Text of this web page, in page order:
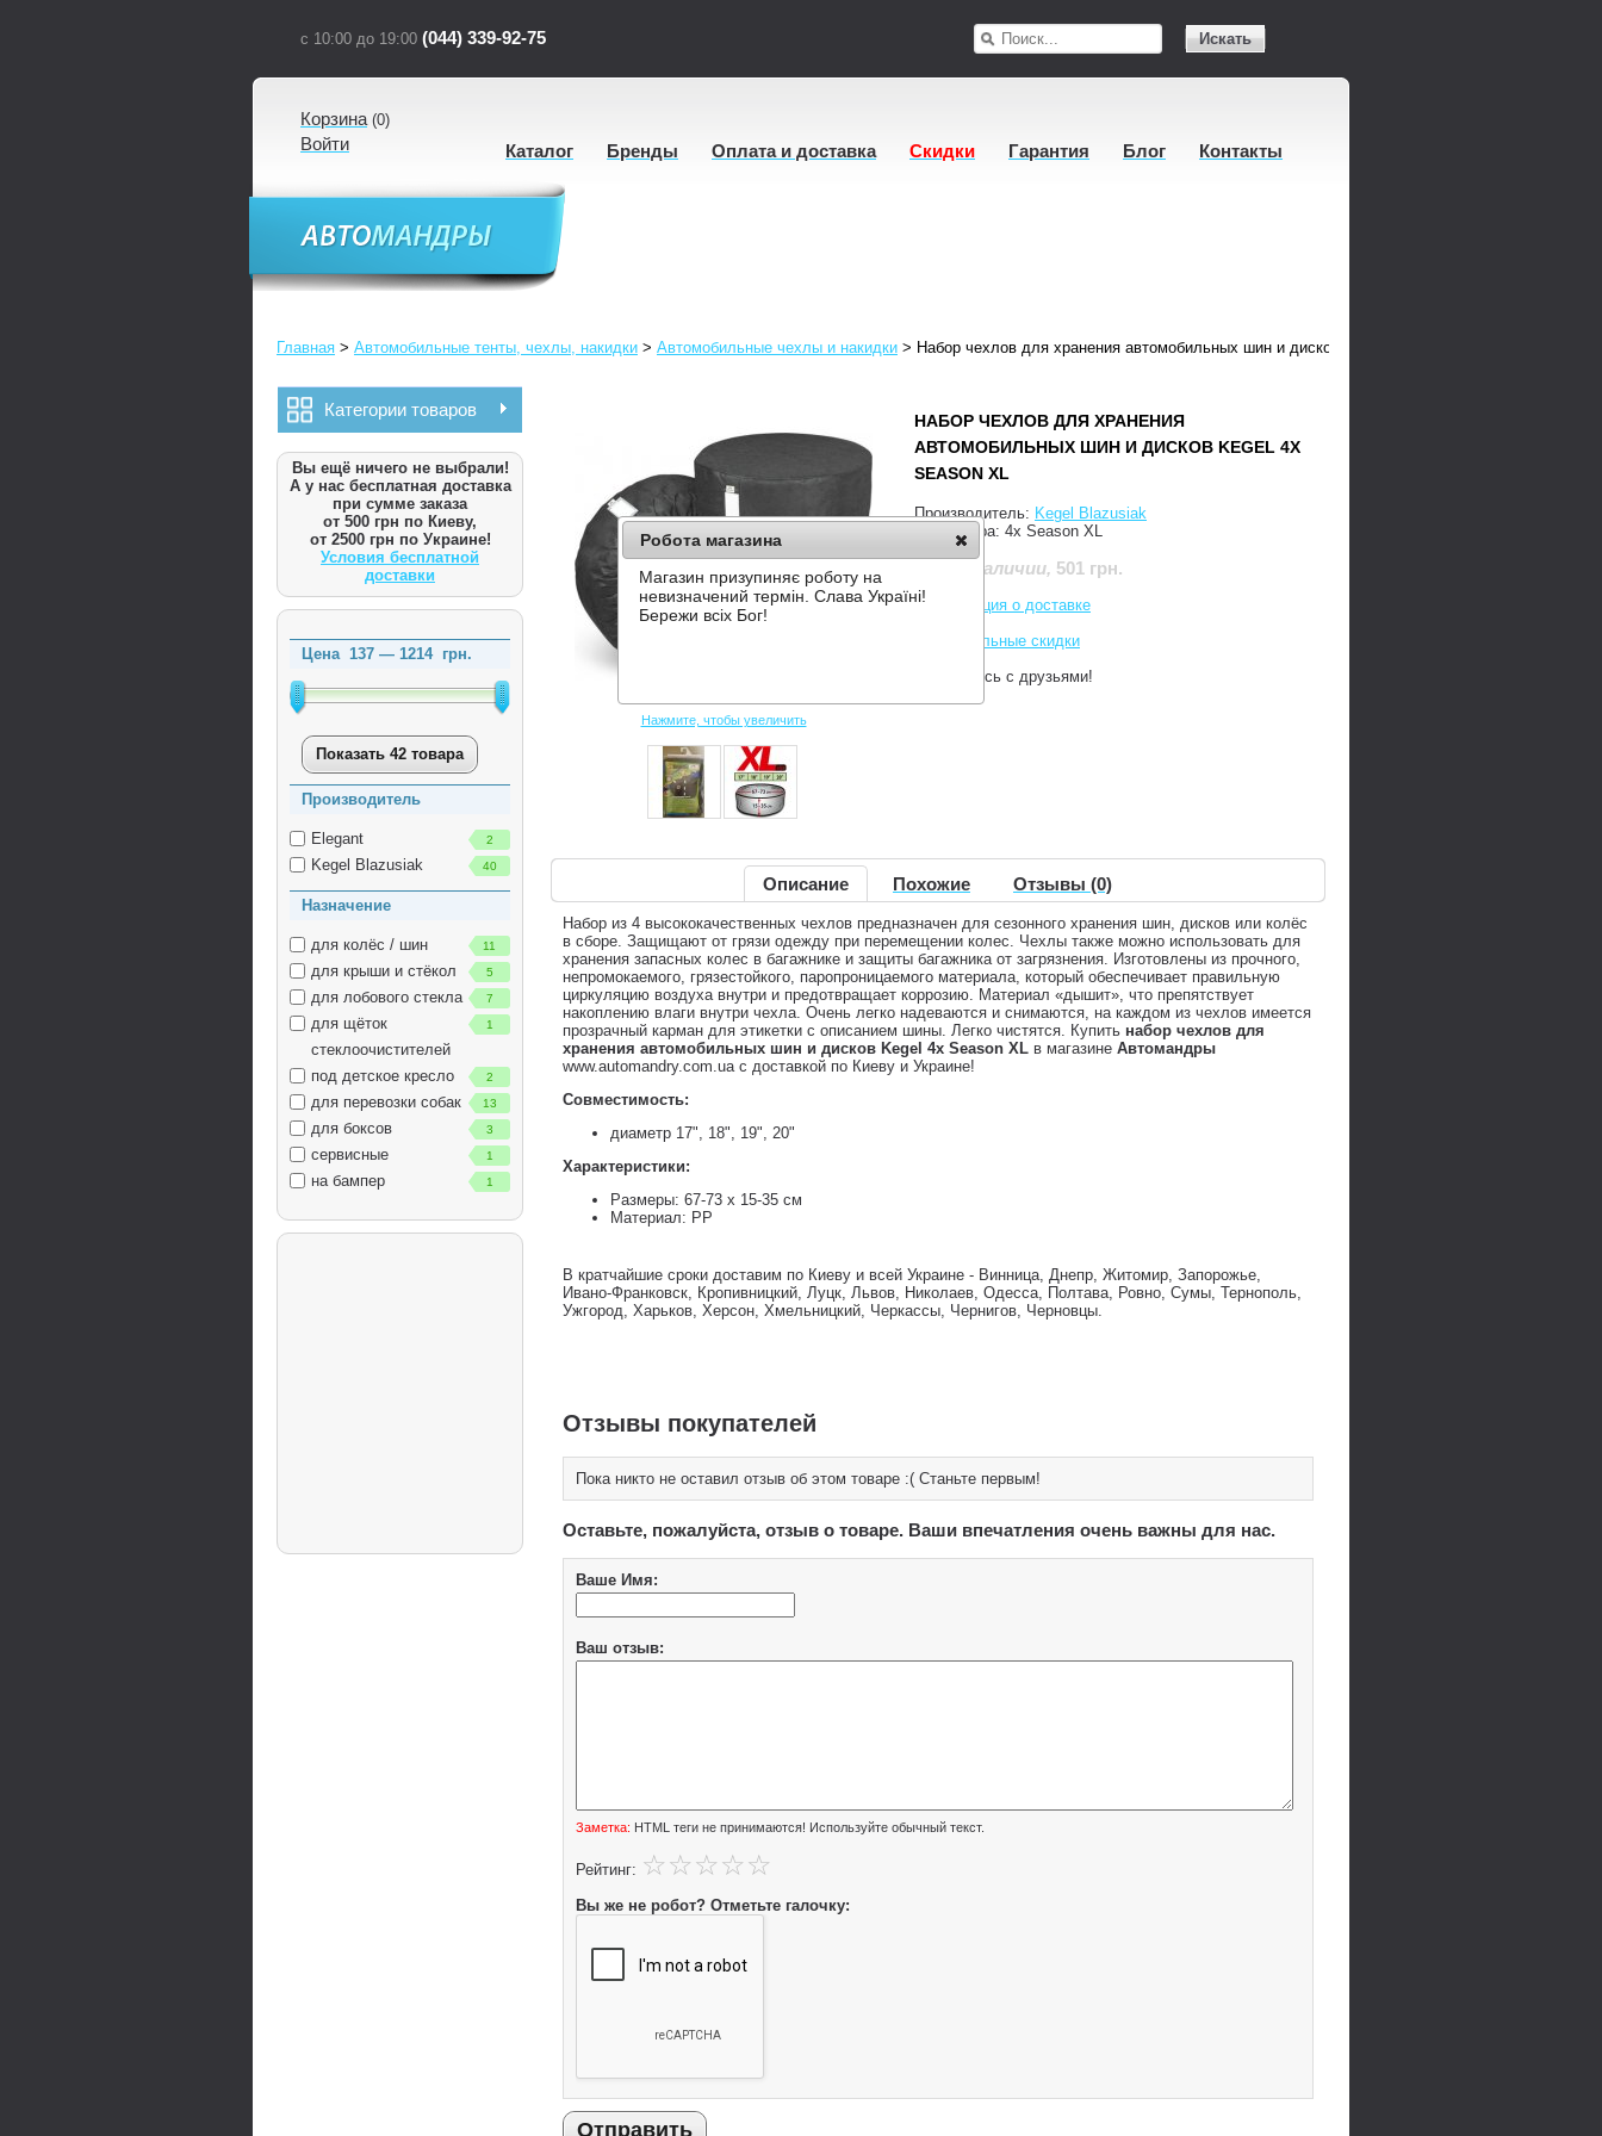
с 10:00 до 19:00 (044) 339-92-75 Искать
Корзина(0)
Войти Каталог Бренды Оплата и доставка Скидки Гарантия Блог Контакты
Главная > Автомобильные тенты, чехлы, накидки > Автомобильные чехлы и накидки > Набор чехлов для хранения автомобильных шин и дисков Kegel 4x Season XL
Категории товаров
Вы ещё ничего не выбрали!
А у нас бесплатная доставка
при сумме заказа
от 500 грн по Киеву,
от 2500 грн по Украине!
Условия бесплатной
доставки
Цена 137 — 1214грн.
Показать 42 товара
Производитель
Elegant 2
Kegel Blazusiak 40
Назначение
для колёс / шин 11
для крыши и стёкол 5
для лобового стекла 7
для щёток
стеклоочистителей
1
под детское кресло 2
для перевозки собак 13
для боксов 3
сервисные 1
на бампер 1
Нажмите, чтобы увеличить
НАБОР ЧЕХЛОВ ДЛЯ ХРАНЕНИЯ
АВТОМОБИЛЬНЫХ ШИН И ДИСКОВ KEGEL 4X
SEASON XL
Производитель: Kegel Blazusiak
Код товара: 4x Season XL
Нет в наличии, 501 грн.
Информация о доставке
Накопительные скидки
Поделитесь с друзьями!
Описание Похожие Отзывы (0)
Набор из 4 высококачественных чехлов предназначен для сезонного хранения шин, дисков или колёс
в сборе. Защищают от грязи одежду при перемещении колес. Чехлы также можно использовать для
хранения запасных колес в багажнике и защиты багажника от загрязнения. Изготовлены из прочного,
непромокаемого, грязестойкого, паропроницаемого материала, который обеспечивает правильную
циркуляцию воздуха внутри и предотвращает коррозию. Материал «дышит», что препятствует
накоплению влаги внутри чехла. Очень легко надеваются и снимаются, на каждом из чехлов имеется
прозрачный карман для этикетки с описанием шины. Легко чистятся. Купить набор чехлов для
хранения автомобильных шин и дисков Kegel 4x Season XL в магазине Автомандры
www.automandry.com.ua с доставкой по Киеву и Украине!
Совместимость:
диаметр 17", 18", 19", 20"
Характеристики:
Размеры: 67-73 х 15-35 см
Материал: PP
В кратчайшие сроки доставим по Киеву и всей Украине - Винница, Днепр, Житомир, Запорожье,
Ивано-Франковск, Кропивницкий, Луцк, Львов, Николаев, Одесса, Полтава, Ровно, Сумы, Тернополь,
Ужгород, Харьков, Херсон, Хмельницкий, Черкассы, Чернигов, Черновцы.
Отзывы покупателей
Пока никто не оставил отзыв об этом товаре :( Станьте первым!
Оставьте, пожалуйста, отзыв о товаре. Ваши впечатления очень важны для нас.
Ваше Имя:
Ваш отзыв:
Заметка: HTML теги не принимаются! Используйте обычный текст.
Рейтинг:
Вы же не робот? Отметьте галочку:
Отправить
Робота магазина
Магазин призупиняє роботу на
невизначений термін. Слава Україні!
Бережи всіх Бог!